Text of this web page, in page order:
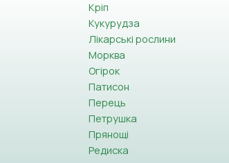
Кріп
Кукурудза
Лікарські рослини
Морква
Огірок
Патисон
Перець
Петрушка
Прянощі
Редиска